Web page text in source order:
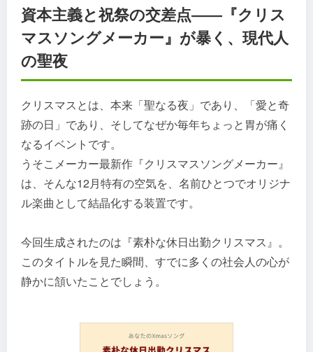
資本主義と祝祭の交差点――『クリス
マスソングメーカー』が暴く、現代人
の聖夜
クリスマスとは、本来「聖なる夜」であり、「愛と奇
跡の日」であり、そしてなぜか毎年ちょっと胃が痛く
なるイベントです。
うそこメーカー最新作『クリスマスソングメーカー』
は、そんな12月特有の空気を、名前ひとつでオリジナ
ル楽曲として結晶化する装置です。
今回生成されたのは『素朴な休日出勤クリスマス』。
このタイトルを見た瞬間、すでに多くの社会人の心が
静かに頷いたことでしょう。